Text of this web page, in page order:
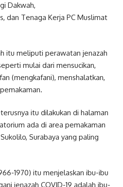
Dakwah,
dan Tenaga Kerja PC Muslimat
itu meliputi perawatan jenazah
mulai dari mensucikan,
(mengkafani), menshalatkan,
itu dilakukan di halaman
ada di area pemakaman
Surabaya yang paling
1970) itu menjelaskan ibu-ibu
jenazah COVID-19 adalah ibu-